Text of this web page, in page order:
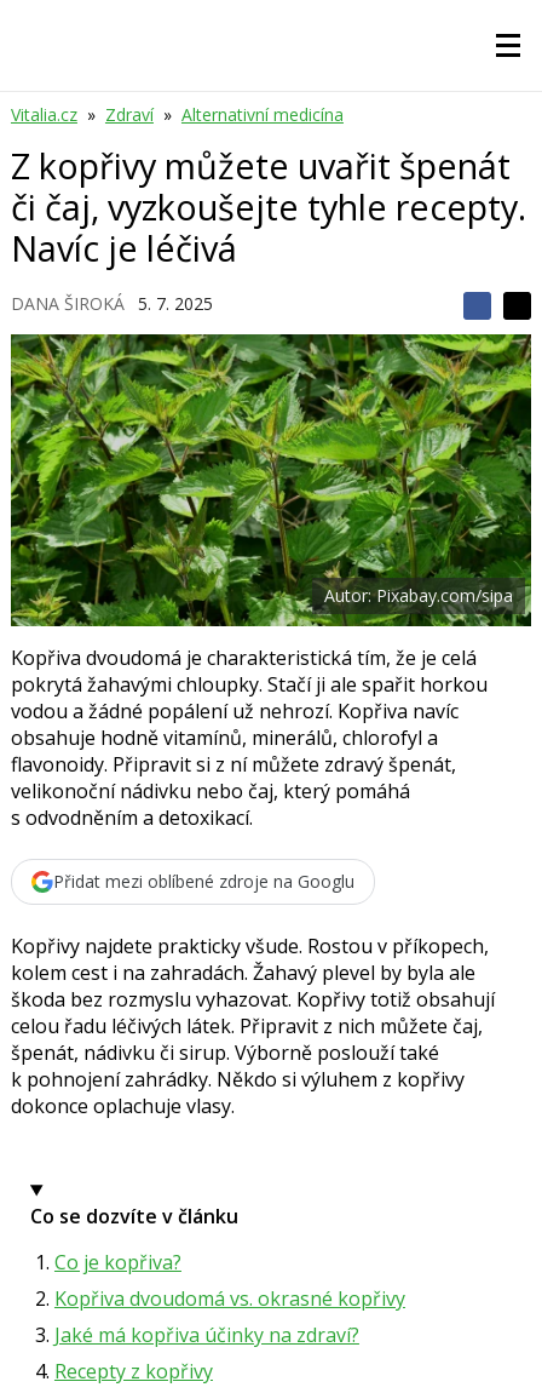
Vitalia.cz » Zdraví » Alternativní medicína
Z kopřivy můžete uvařit špenát
či čaj, vyzkoušejte tyhle recepty.
Navíc je léčivá
DANA ŠIROKÁ 5. 7. 2025
S
d
í
l
e
t
S
d
í
l
e
j
t
e
n
a
F
a
c
b
o
o
k
d
í
l
e
t
e
n
a
s
í
i
X
Autor: Pixabay.com/sipa
Kopřiva dvoudomá je charakteristická tím, že je celá
pokrytá žahavými chloupky. Stačí ji ale spařit horkou
vodou a žádné popálení už nehrozí. Kopřiva navíc
obsahuje hodně vitamínů, minerálů, chlorofyl a
flavonoidy. Připravit si z ní můžete zdravý špenát,
velikonoční nádivku nebo čaj, který pomáhá
s odvodněním a detoxikací.
Přidat mezi oblíbené zdroje na Googlu
Kopřivy najdete prakticky všude. Rostou v příkopech,
kolem cest i na zahradách. Žahavý plevel by byla ale
škoda bez rozmyslu vyhazovat. Kopřivy totiž obsahují
celou řadu léčivých látek. Připravit z nich můžete čaj,
špenát, nádivku či sirup. Výborně poslouží také
k pohnojení zahrádky. Někdo si výluhem z kopřivy
dokonce oplachuje vlasy.
Co se dozvíte v článku
Co je kopřiva?
Kopřiva dvoudomá vs. okrasné kopřivy
Jaké má kopřiva účinky na zdraví?
Recepty z kopřivy